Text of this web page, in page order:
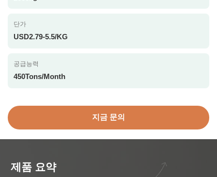
단가
USD2.79-5.5/KG
공급능력
450Tons/Month
지금 문의
제품 요약